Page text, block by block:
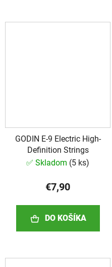
GODIN E-9 Electric High-
Definition Strings
✅ Skladom (5 ks)
€7,90
DO KOŠÍKA